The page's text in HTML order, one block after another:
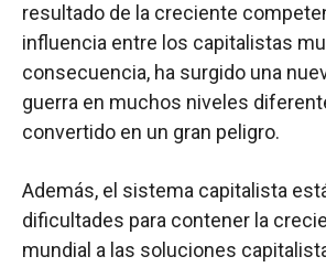
resultado de la creciente
influencia entre los capitalistas
consecuencia, ha surgido una
guerra en muchos niveles
convertido en un gran peligro.
Además, el sistema capitalista
dificultades para contener la
mundial a las soluciones